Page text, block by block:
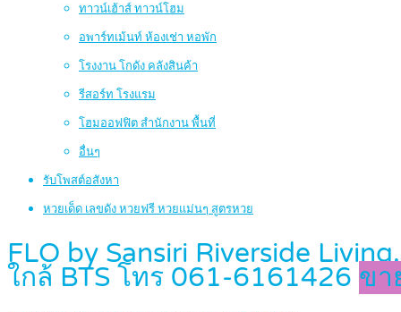
ทาวน์เฮ้าส์ ทาวน์โฮม
อพาร์ทเม้นท์ ห้องเช่า หอพัก
โรงงาน โกดัง คลังสินค้า
รีสอร์ท โรงแรม
โฮมออฟฟิต สำนักงาน พื้นที่
อื่นๆ
รับโพสต์อสังหา
หวยเด็ด เลขดัง หวยฟรี หวยแม่นๆ สูตรหวย
FLO by Sansiri Riverside
ใกล้ BTS โทร 061-6161426 ขา